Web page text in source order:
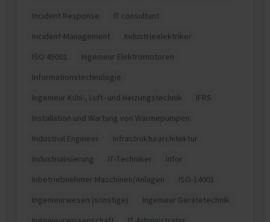
Incident Response
IT consultant
Incident-Management
Industrieelektriker
ISO 45001
Ingenieur Elektromotoren
Informationstechnologie
Ingenieur Kühl-, Luft- und Heizungstechnik
IFRS
Installation und Wartung von Wärmepumpen
Industrial Engineer
Infrastrukturarchitektur
Industrialisierung
IT-Techniker
Infor
Inbetriebnehmer Maschinen/Anlagen
ISO-14001
Ingenieurwesen (sonstige)
Ingenieur Gerätetechnik